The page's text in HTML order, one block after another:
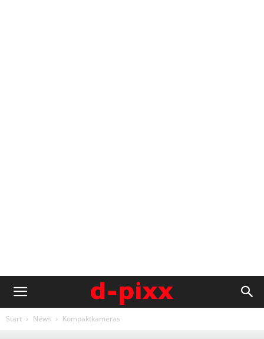
Start News Kompaktkameras